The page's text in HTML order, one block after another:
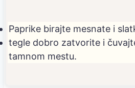
Paprike birajte mesnate i
tegle dobro zatvorite i
tamnom mestu.